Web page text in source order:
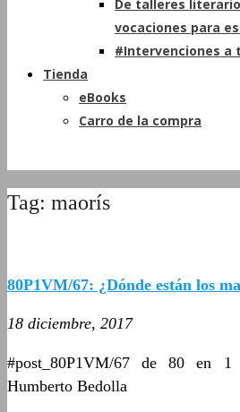
De talleres
vocaciones para
#Intervenciones a
Tienda
eBooks
Carro de la compra
Tag: maorís
80P1VM/67: ¿Dónde están los
18 diciembre, 2017
#post_80P1VM/67 de 80 en
Humberto Bedolla